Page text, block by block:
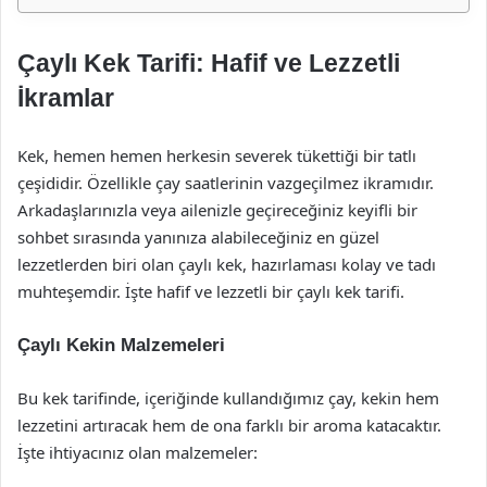
Çaylı Kek Tarifi: Hafif ve Lezzetli
İkramlar
Kek, hemen hemen herkesin severek tükettiği bir tatlı
çeşididir. Özellikle çay saatlerinin vazgeçilmez ikramıdır.
Arkadaşlarınızla veya ailenizle geçireceğiniz keyifli bir
sohbet sırasında yanınıza alabileceğiniz en güzel
lezzetlerden biri olan çaylı kek, hazırlaması kolay ve tadı
muhteşemdir. İşte hafif ve lezzetli bir çaylı kek tarifi.
Çaylı Kekin Malzemeleri
Bu kek tarifinde, içeriğinde kullandığımız çay, kekin hem
lezzetini artıracak hem de ona farklı bir aroma katacaktır.
İşte ihtiyacınız olan malzemeler: